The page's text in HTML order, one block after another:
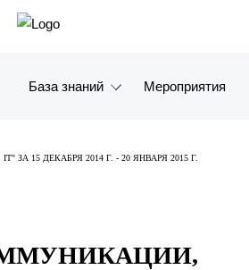
База знаний
Видео
Мероприятия
15 ДЕКАБРЯ 2014 Г. - 20 ЯНВАРЯ 2015 Г.